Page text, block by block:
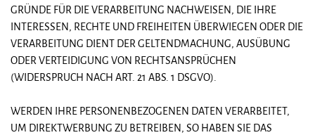
GRÜNDE FÜR DIE VERARBEITUNG NACHWEISEN, DIE IHRE
INTERESSEN, RECHTE UND FREIHEITEN ÜBERWIEGEN ODER DIE
VERARBEITUNG DIENT DER GELTENDMACHUNG, AUSÜBUNG
ODER VERTEIDIGUNG VON RECHTSANSPRÜCHEN
(WIDERSPRUCH NACH ART. 21 ABS. 1 DSGVO).
WERDEN IHRE PERSONENBEZOGENEN DATEN VERARBEITET,
UM DIREKTWERBUNG ZU BETREIBEN, SO HABEN SIE DAS